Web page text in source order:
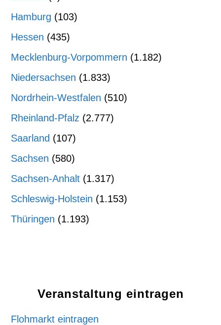
Hamburg (103)
Hessen (435)
Mecklenburg-Vorpommern (1.182)
Niedersachsen (1.833)
Nordrhein-Westfalen (510)
Rheinland-Pfalz (2.777)
Saarland (107)
Sachsen (580)
Sachsen-Anhalt (1.317)
Schleswig-Holstein (1.153)
Thüringen (1.193)
Veranstaltung eintragen
Flohmarkt eintragen